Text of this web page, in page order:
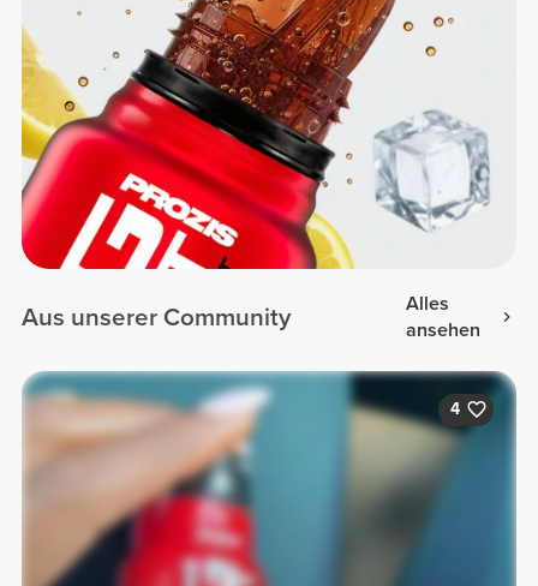
Aus unserer Community
Alles
ansehen
4